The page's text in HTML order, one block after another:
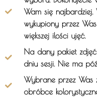
Wam się
wykupiony przez
większej ilości ujęć.
Na dany pakiet
dniu sesji. Nie ma
Wybrane przez Was
obróbce